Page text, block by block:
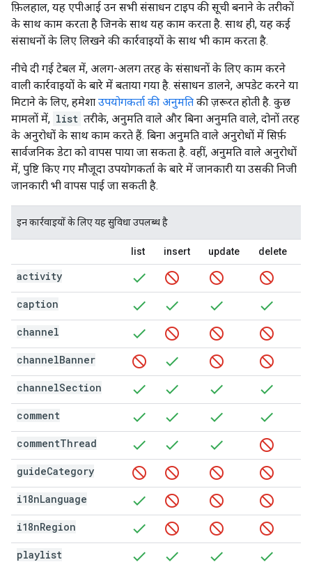
फ़िलहाल, यह एपीआई उन सभी संसाधन टाइप की सूची बनाने के तरीकों
के साथ काम करता है जिनके साथ यह काम करता है. साथ ही, यह कई
संसाधनों के लिए लिखने की कार्रवाइयों के साथ भी काम करता है.
नीचे दी गई टेबल में, अलग-अलग तरह के संसाधनों के लिए काम करने
वाली कार्रवाइयों के बारे में बताया गया है. संसाधन डालने, अपडेट करने या
मिटाने के लिए, हमेशा उपयोगकर्ता की अनुमति की ज़रूरत होती है. कुछ
मामलों में, list तरीके, अनुमति वाले और बिना अनुमति वाले, दोनों तरह
के अनुरोधों के साथ काम करते हैं. बिना अनुमति वाले अनुरोधों में सिर्फ़
सार्वजनिक डेटा को वापस पाया जा सकता है. वहीं, अनुमति वाले अनुरोधों
में, पुष्टि किए गए मौजूदा उपयोगकर्ता के बारे में जानकारी या उसकी निजी
जानकारी भी वापस पाई जा सकती है.
इन कार्रवाइयों के लिए यह सुविधा उपलब्ध है
list insert update delete
activity
caption
channel
channelBanner
channelSection
comment
commentThread
guideCategory
i18nLanguage
i18nRegion
playlist